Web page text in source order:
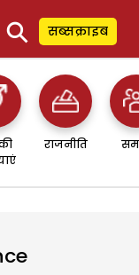
⚲ सब्सक्राइब
राजनीति